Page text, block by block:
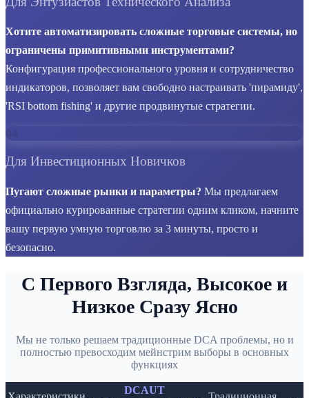
Хотите автоматизировать сложные торговые системы, но
ограничены примитивными инструментами?
Конфигурация профессионального уровня и сотрудничество
индикаторов, позволяет вам свободно настраивать 'пирамиду',
'RSI bottom fishing' и другие продвинутые стратегии.
Для Инвестиционных Новичков
Пугают сложные рынки и параметры? Мы предлагаем
официально курированные стратегии одним кликом, начните
вашу первую умную торговлю за 3 минуты, просто и
безопасно.
С Первого Взгляда, Высокое и
Низкое Сразу Ясно
Мы не только решаем традиционные DCA проблемы, но и
полностью превосходим мейнстрим выборы в основных
функциях
DCAUT